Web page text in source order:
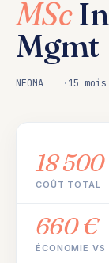
MSc
Mgmt
NEOMA 15 mois
18
COÛT TOTAL
660 €
ÉCONOMIE VS